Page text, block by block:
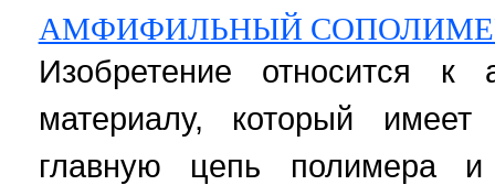
АМФИФИЛЬНЫЙ
Изобретение относится
материалу, который
главную цепь полимера